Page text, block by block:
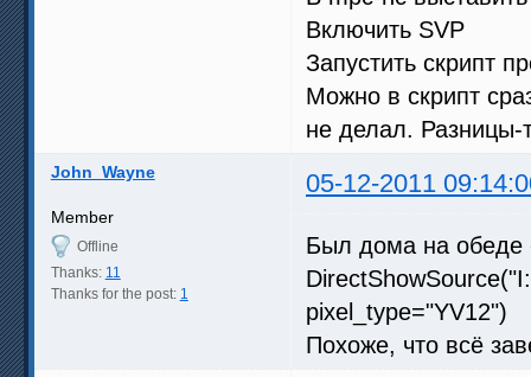
Включить SVP
Запустить скрипт
Можно в скрипт
не делал. Разницы-
John_Wayne 05-12-2011
Member
Offline
Thanks: 11
Thanks for the post: 1
Был дома на обеде
pixel_type="YV12")
Похоже, что всё